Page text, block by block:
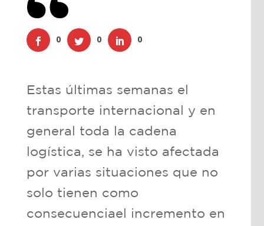
0 0 0
Estas últimas semanas el
transporte internacional y en
general toda la cadena
logística, se ha visto afectada
por varias situaciones que no
solo tienen como
consecuenciael incremento en